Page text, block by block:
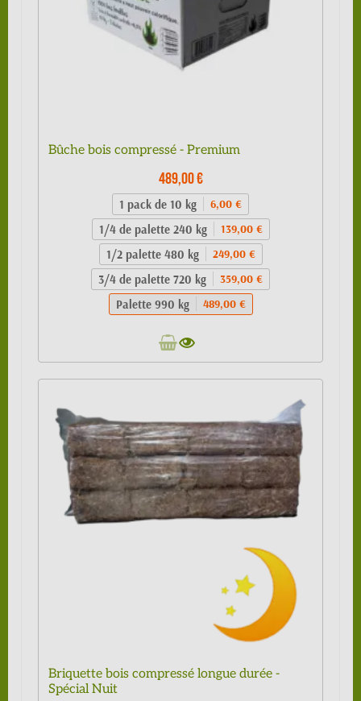
Bûche bois compressé - Premium
489,00 €
1 pack de 10 kg 6,00 €
1/4 de palette 240 kg 139,00 €
1/2 palette 480 kg 249,00 €
3/4 de palette 720 kg 359,00 €
Palette 990 kg 489,00 €
Briquette bois compressé longue durée -
Spécial Nuit